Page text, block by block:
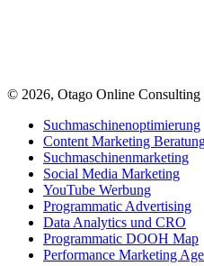
© 2026, Otago Online Consulting
Suchmaschinenoptimierung
Content Marketing
Suchmaschinenmarketing
Social Media Marketing
YouTube Werbung
Programmatic Advertising
Data Analytics und CRO
Programmatic DOOH Map
Performance Marketing